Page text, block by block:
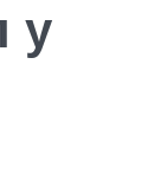
у